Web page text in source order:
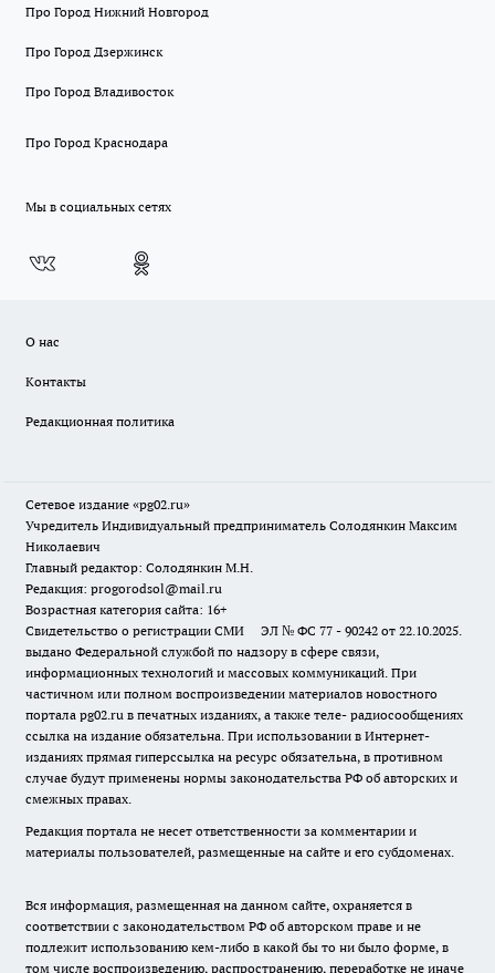
Про Город Нижний Новгород
Про Город Дзержинск
Про Город Владивосток
Про Город Краснодара
Мы в социальных сетях
О нас
Контакты
Редакционная политика
Сетевое издание «pg02.ru»
Учредитель Индивидуальный предприниматель Солодянкин Максим
Николаевич
Главный редактор: Солодянкин М.Н.
Редакция: progorodsol@mail.ru
Возрастная категория сайта: 16+
Свидетельство о регистрации СМИ ЭЛ № ФС 77 - 90242 от 22.10.2025.
выдано Федеральной службой по надзору в сфере связи,
информационных технологий и массовых коммуникаций. При
частичном или полном воспроизведении материалов новостного
портала pg02.ru в печатных изданиях, а также теле- радиосообщениях
ссылка на издание обязательна. При использовании в Интернет-
изданиях прямая гиперссылка на ресурс обязательна, в противном
случае будут применены нормы законодательства РФ об авторских и
смежных правах.
Редакция портала не несет ответственности за комментарии и
материалы пользователей, размещенные на сайте и его субдоменах.
Вся информация, размещенная на данном сайте, охраняется в
соответствии с законодательством РФ об авторском праве и не
подлежит использованию кем-либо в какой бы то ни было форме, в
том числе воспроизведению, распространению, переработке не иначе